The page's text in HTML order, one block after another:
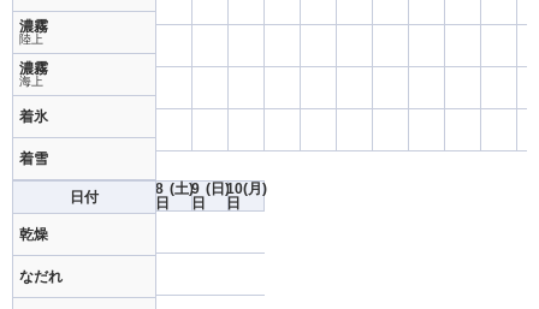
濃霧
陸上
濃霧
海上
着氷
着雪
日付
乾燥
なだれ
8
日
(土)9
日
(日)10
日
(月)